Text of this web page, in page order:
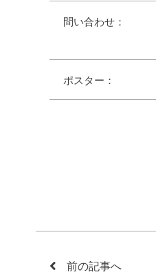
問い合わせ：
ポスター：
前の記事へ